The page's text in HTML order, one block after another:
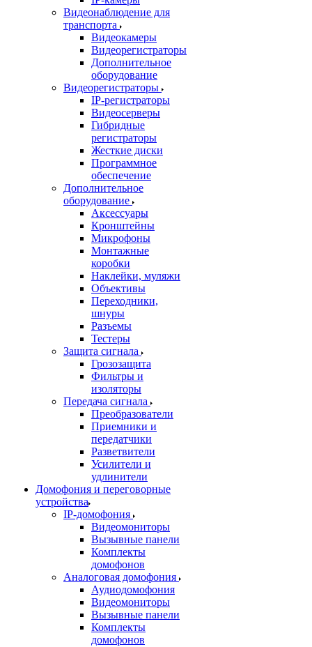
Видеонаблюдение для
транспорта
Видеокамеры
Видеорегистраторы
Дополнительное
оборудование
Видеорегистраторы
IP-регистраторы
Видеосерверы
Гибридные
регистраторы
Жесткие диски
Программное
обеспечение
Дополнительное
оборудование
Аксессуары
Кронштейны
Микрофоны
Монтажные
коробки
Наклейки, муляжи
Объективы
Переходники,
шнуры
Разъемы
Тестеры
Защита сигнала
Грозозащита
Фильтры и
изоляторы
Передача сигнала
Преобразователи
Приемники и
передатчики
Разветвители
Усилители и
удлинители
Домофония и переговорные
устройства
IP-домофония
Видеомониторы
Вызывные панели
Комплекты
домофонов
Аналоговая домофония
Аудиодомофония
Видеомониторы
Вызывные панели
Комплекты
домофонов